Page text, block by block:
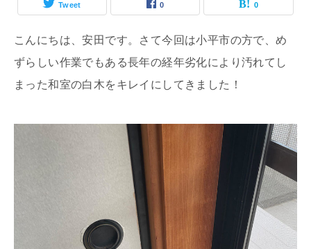
Tweet 0 0
こんにちは、安田です。さて今回は小平市の方で、め
ずらしい作業でもある長年の経年劣化により汚れてし
まった和室の白木をキレイにしてきました！